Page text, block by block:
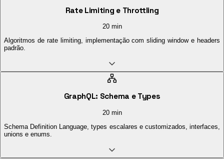
Rate Limiting e Throttling
20 min
Algoritmos de rate limiting, implementação com sliding window e headers
padrão.
GraphQL: Schema e Types
20 min
Schema Definition Language, types escalares e customizados, interfaces,
unions e enums.